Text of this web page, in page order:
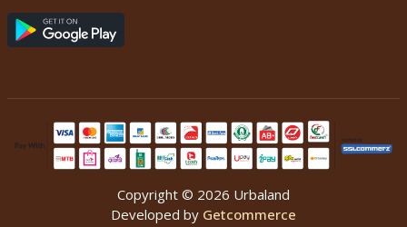
Copyright © 2026 Urbaland
Developed by Getcommerce